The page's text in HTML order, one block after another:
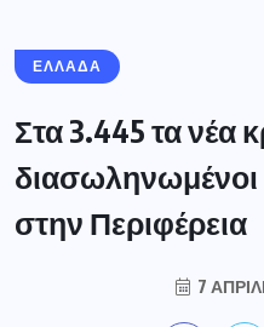
ΕΛΛΑΔΑ
Στα 3.445 τα νέα
διασωληνωμένοι
στην Περιφέρεια
7